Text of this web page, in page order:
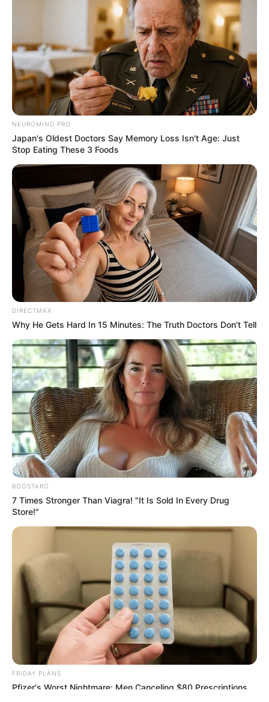
ΤΑΥΤΟΤΗΤΑ ΚΑΙ ΕΠΙΚΟΙΝΩΝΙΑ
© 2025 EVIANEWS του Γιώργου Κουτσελίνη
NEUROMIND PRO
Japan's Oldest Doctors Say Memory Loss Isn't Age: Just
Stop Eating These 3 Foods
DIRECTMAX
Why He Gets Hard In 15 Minutes: The Truth Doctors Don't Tell
BOOSTARO
7 Times Stronger Than Viagra! "It Is Sold In Every Drug
Store!"
FRIDAY PLANS
Pfizer's Worst Nightmare: Men Canceling $80 Prescriptions